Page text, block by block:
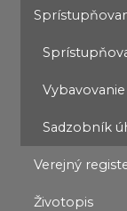
Sadzobník
Verejný
Životopis